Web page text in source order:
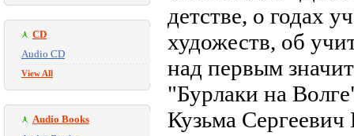
CD
Audio CD
View All
Audio Books
детстве, о годах
художеств, об
над первым
"Бурлаки на
Кузьма